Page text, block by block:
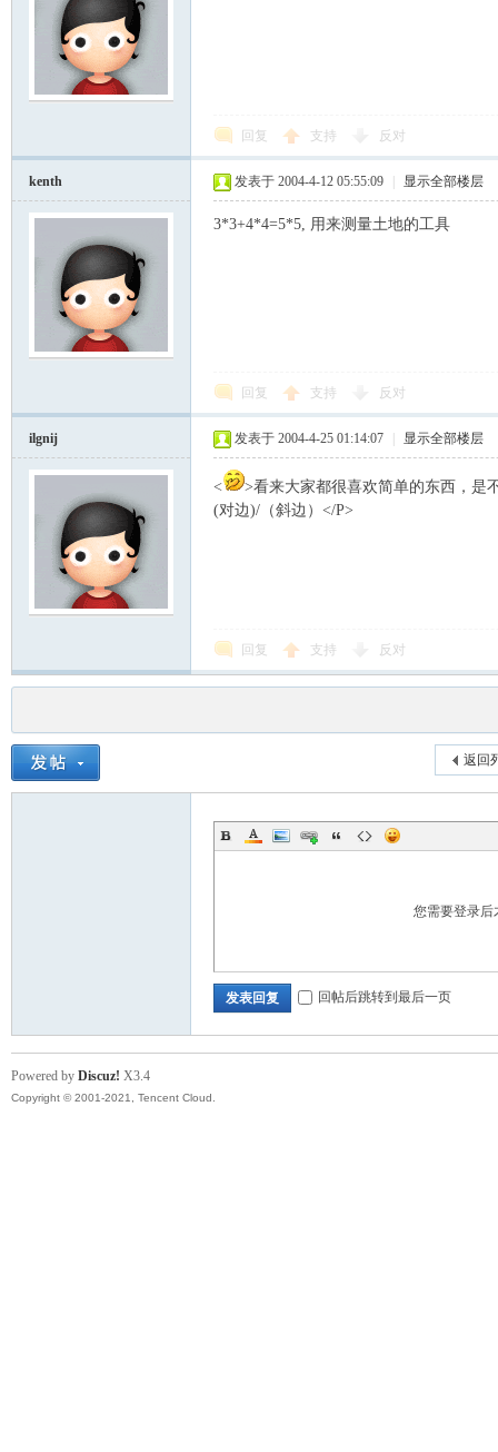
回复 支持 反对
kenth 发表于 2004-4-12 05:55:09 显示全部楼层
3*3+4*4=5*5, 用来测量土地的工具
回复 支持 反对
ilgnij 发表于 2004-4-25 01:14:07 显示全部楼层
<
>看来大家都很喜欢简单的东西，是
(对边)/（斜边）</P>
回复 支持 反对
返回
您需要登录
发表回复 回帖后跳转到最后一页
Powered by Discuz! X3.4
Copyright © 2001-2021, Tencent Cloud.